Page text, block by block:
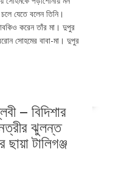
যেতে বলেন তিনি।
করেন তাঁর মা। দুপুর
সোহমের বাবা-মা। দুপুর
– বিদিশার
ঝুলন্ত
টালিগঞ্জ